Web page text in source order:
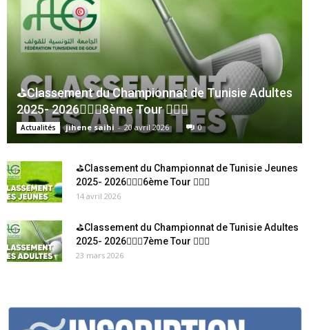
⛳Classement du Championnat de Tunisie Adultes
2025- 2026🏌🏻‍♂️8ème Tour 🏌🏻‍♂️
Actualités jihene saihi - 20 avril 2026 0
⛳Classement du Championnat de Tunisie Jeunes
2025- 2026🏌🏻‍♂️6ème Tour 🏌🏻‍♂️
14 avril 2026
⛳Classement du Championnat de Tunisie Adultes
2025- 2026🏌🏻‍♂️7ème Tour 🏌🏻‍♂️
23 mars 2026